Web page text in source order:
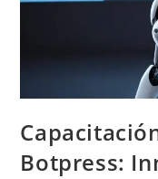
Botpress: